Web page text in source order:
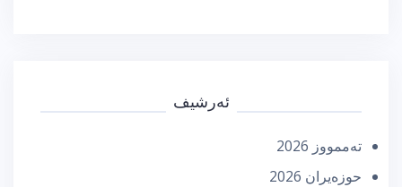
ئەرشیف
تەممووز 2026
حوزه‌یران 2026